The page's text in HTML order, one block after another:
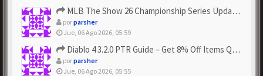
MLB The Show 26 Championship Series Update! Get Cheap & ...
porparsher
Jue, 06 Ago 2026, 05:59
Diablo 4 3.2.0 PTR Guide – Get 8% Off Items Quickly to Test ...
porparsher
Jue, 06 Ago 2026, 05:55